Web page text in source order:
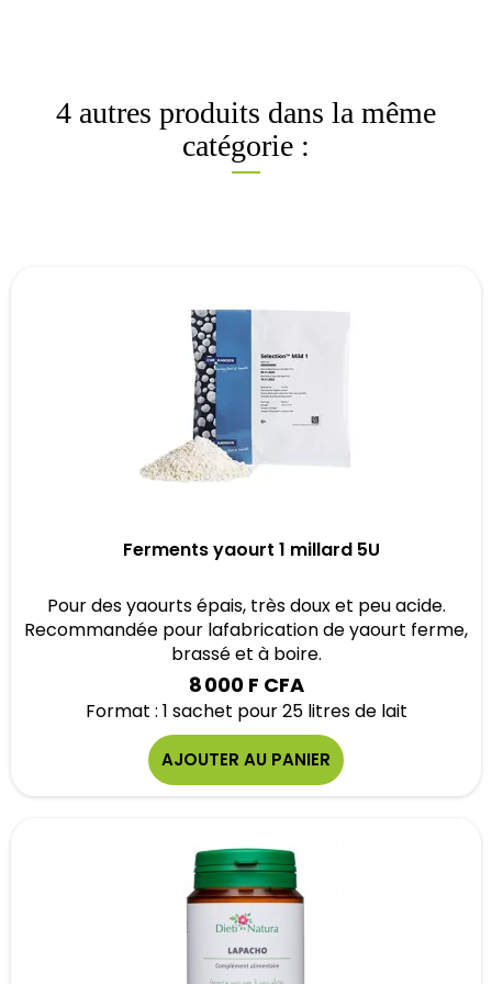
4 autres produits dans la même
catégorie :
Ferments yaourt 1 millard 5U
Pour des yaourts épais, très doux et peu acide.
Recommandée pour lafabrication de yaourt ferme,
brassé et à boire.
8 000 F CFA
Format : 1 sachet pour 25 litres de lait
AJOUTER AU PANIER